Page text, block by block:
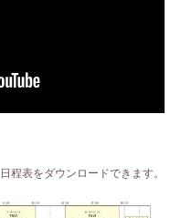
程表をダウンロードできます。